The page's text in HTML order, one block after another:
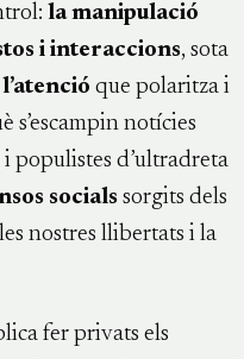
la manipulació
i interaccions, sota
que polaritza i
s’escampin notícies
i populistes d’ultradreta
socials sorgits dels
nostres llibertats i la
fer privats els